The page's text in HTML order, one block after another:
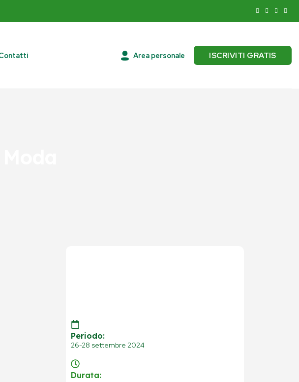
Area personale ISCRIVITI GRATIS
Periodo:
26-28 settembre 2024
Durata: